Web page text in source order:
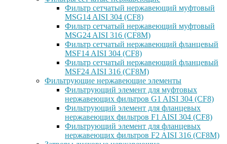
Фильтр сетчатый нержавеющий муфтовый
MSG14 AISI 304 (CF8)
Фильтр сетчатый нержавеющий муфтовый
MSG24 AISI 316 (CF8M)
Фильтр сетчатый нержавеющий фланцевый
MSF14 AISI 304 (CF8)
Фильтр сетчатый нержавеющий фланцевый
MSF24 AISI 316 (CF8M)
Фильтрующие нержавеющие элементы
Фильтрующий элемент для муфтовых
нержавеющих фильтров G1 AISI 304 (CF8)
Фильтрующий элемент для фланцевых
нержавеющих фильтров F1 AISI 304 (CF8)
Фильтрующий элемент для фланцевых
нержавеющих фильтров F2 AISI 316 (CF8M)